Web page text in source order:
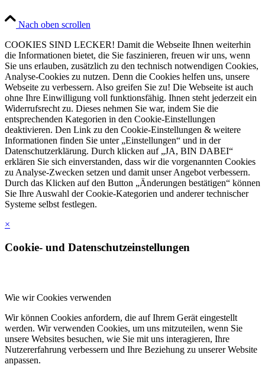
Nach oben scrollen
COOKIES SIND LECKER! Damit die Webseite Ihnen weiterhin
die Informationen bietet, die Sie faszinieren, freuen wir uns, wenn
Sie uns erlauben, zusätzlich zu den technisch notwendigen Cookies,
Analyse-Cookies zu nutzen. Denn die Cookies helfen uns, unsere
Webseite zu verbessern. Also greifen Sie zu! Die Webseite ist auch
ohne Ihre Einwilligung voll funktionsfähig. Ihnen steht jederzeit ein
Widerrufsrecht zu. Dieses nehmen Sie war, indem Sie die
entsprechenden Kategorien in den Cookie-Einstellungen
deaktivieren. Den Link zu den Cookie-Einstellungen & weitere
Informationen finden Sie unter „Einstellungen“ und in der
Datenschutzerklärung. Durch klicken auf „JA, BIN DABEI“
erklären Sie sich einverstanden, dass wir die vorgenannten Cookies
zu Analyse-Zwecken setzen und damit unser Angebot verbessern.
Durch das Klicken auf den Button „Änderungen bestätigen“ können
Sie Ihre Auswahl der Cookie-Kategorien und anderer technischer
Systeme selbst festlegen.
×
Cookie- und Datenschutzeinstellungen
Wie wir Cookies verwenden
Wir können Cookies anfordern, die auf Ihrem Gerät eingestellt
werden. Wir verwenden Cookies, um uns mitzuteilen, wenn Sie
unsere Websites besuchen, wie Sie mit uns interagieren, Ihre
Nutzererfahrung verbessern und Ihre Beziehung zu unserer Website
anpassen.